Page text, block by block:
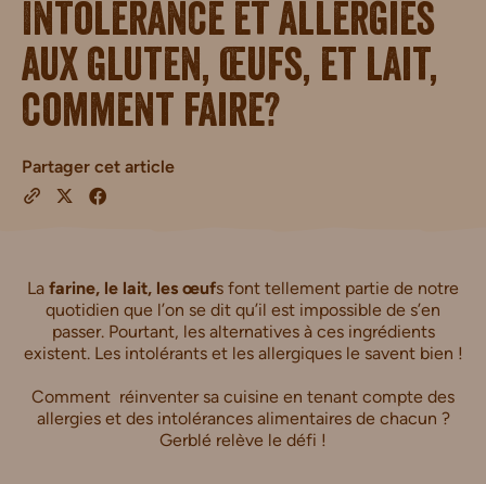
Intolérance et allergies
aux gluten, œufs, et lait,
comment faire?
Partager cet article
La farine, le lait, les œufs font tellement partie de notre
quotidien que l’on se dit qu’il est impossible de s’en
passer. Pourtant, les alternatives à ces ingrédients
existent. Les intolérants et les allergiques le savent bien !
Comment réinventer sa cuisine en tenant compte des
allergies et des intolérances alimentaires de chacun ?
Gerblé relève le défi !